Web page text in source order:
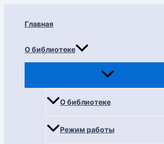
Главная
О библиотеке
О библиотеке
Режим работы